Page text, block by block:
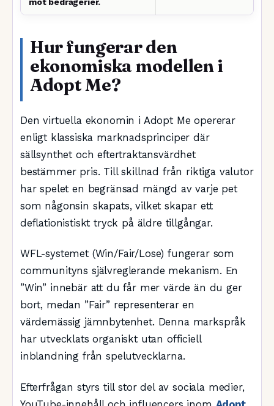
Hur fungerar den
ekonomiska modellen i
Adopt Me?
Den virtuella ekonomin i Adopt Me opererar
enligt klassiska marknadsprinciper där
sällsynthet och eftertraktansvärdhet
bestämmer pris. Till skillnad från riktiga valutor
har spelet en begränsad mängd av varje pet
som någonsin skapats, vilket skapar ett
deflationistiskt tryck på äldre tillgångar.
WFL-systemet (Win/Fair/Lose) fungerar som
communityns självreglerande mekanism. En
”Win” innebär att du får mer värde än du ger
bort, medan ”Fair” representerar en
värdemässig jämnbytenhet. Denna markspråk
har utvecklats organiskt utan officiell
inblandning från spelutvecklarna.
Efterfrågan styrs till stor del av sociala medier,